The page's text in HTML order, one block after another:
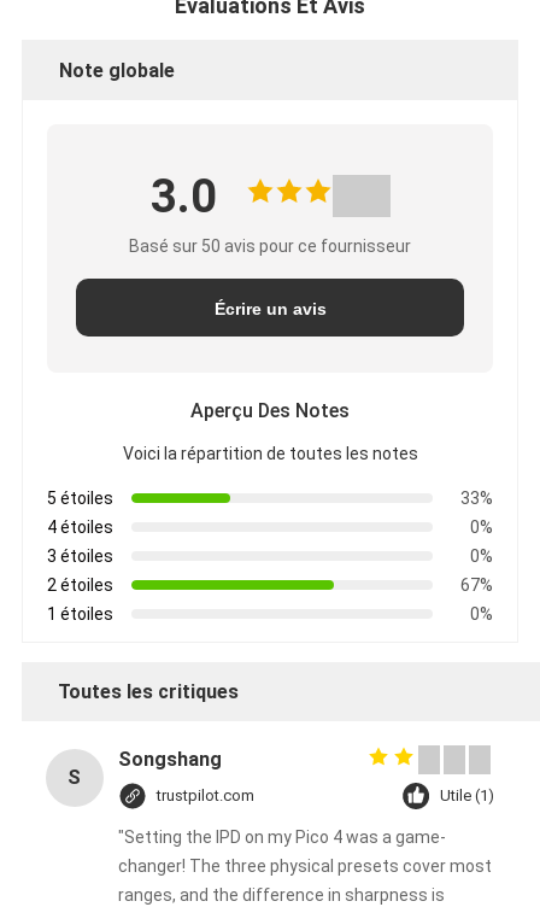
Note globale
3.0
Basé sur 50 avis pour ce fournisseur
Écrire un avis
Aperçu Des Notes
Voici la répartition de toutes les notes
5 étoiles
33%
4 étoiles
0%
3 étoiles
0%
2 étoiles
67%
1 étoiles
0%
Toutes les critiques
S
Songshang
trustpilot.com Utile (1)
"Setting the IPD on my Pico 4 was a game-
changer! The three physical presets cover most
ranges, and the difference in sharpness is